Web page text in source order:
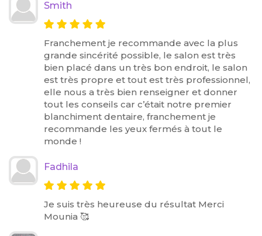
Smith
Franchement je recommande avec la plus
grande sincérité possible, le salon est très
bien placé dans un très bon endroit, le salon
est très propre et tout est très professionnel,
elle nous a très bien renseigner et donner
tout les conseils car c’était notre premier
blanchiment dentaire, franchement je
recommande les yeux fermés à tout le
monde !
Fadhila
Je suis très heureuse du résultat Merci
Mounia 🥰